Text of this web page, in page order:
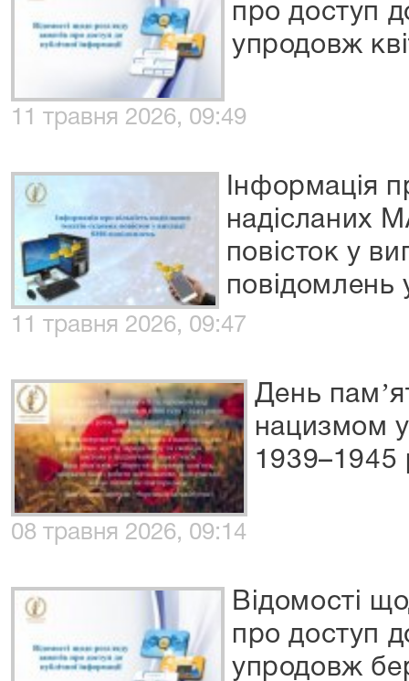
про доступ
упродовж
11 травня 2026, 09:49
Інформація
надісланих
повісток у
повідомлень
11 травня 2026, 09:47
День
нацизмом у
1939–1945
08 травня 2026, 09:14
Відомості
про доступ
упродовж